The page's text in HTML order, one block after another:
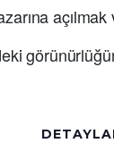
açılmak